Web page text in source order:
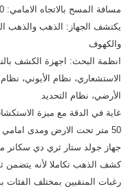
مسافة المسح بالاتجاه الامامي: 3000 متر
يكتشف الجهاز: الذهب والذهب
والكهوف
انظمة البحث: اجهزة الكشف
الاستشعاري، نظام الأيوني،
الأرضي، نظام التحديد
غاية في الدقة مع ميزة
50 متر تحت الارض ومدى امامي 3000 متر على مستوى سطح الأرض
جهاز جولد ستار ثري دي سكانر
كشف الذهب تكاملا لأنه يتضمن
رغبات المنقبين بمختلف الفئات